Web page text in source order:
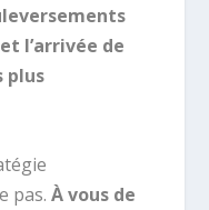
l’arrivée de
plus
pas.À vous de